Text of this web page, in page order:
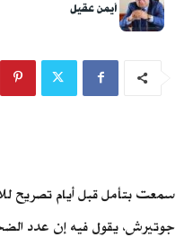
أيمن عقيل
سمعت بتأمل قبل أيام تصريح
جوتيرش، يقول فيه إن عدد